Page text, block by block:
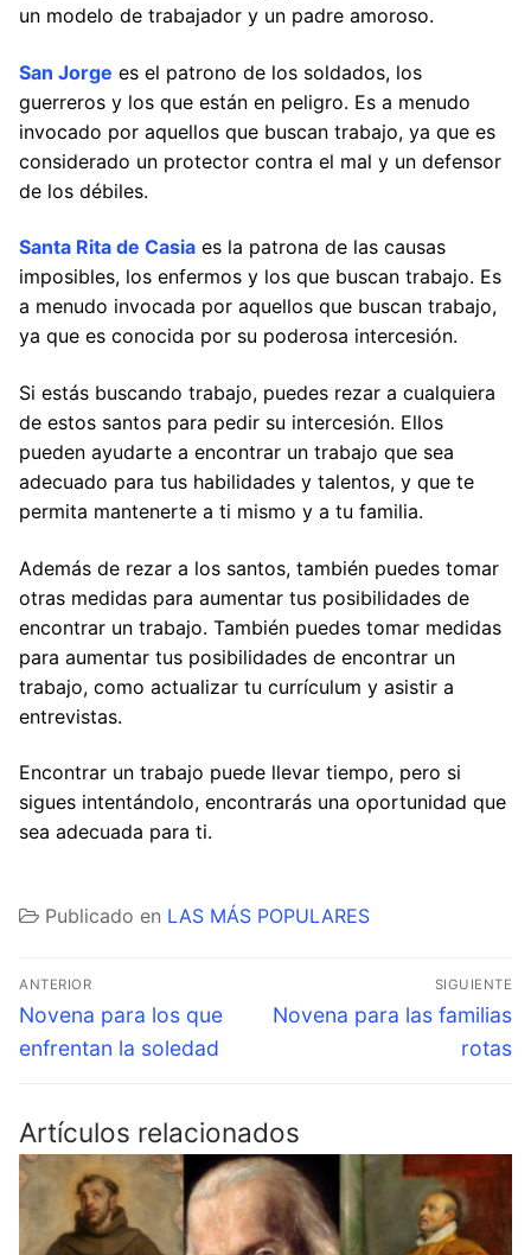
un modelo de trabajador y un padre amoroso.
San Jorge es el patrono de los soldados, los
guerreros y los que están en peligro. Es a menudo
invocado por aquellos que buscan trabajo, ya que es
considerado un protector contra el mal y un defensor
de los débiles.
Santa Rita de Casia es la patrona de las causas
imposibles, los enfermos y los que buscan trabajo. Es
a menudo invocada por aquellos que buscan trabajo,
ya que es conocida por su poderosa intercesión.
Si estás buscando trabajo, puedes rezar a cualquiera
de estos santos para pedir su intercesión. Ellos
pueden ayudarte a encontrar un trabajo que sea
adecuado para tus habilidades y talentos, y que te
permita mantenerte a ti mismo y a tu familia.
Además de rezar a los santos, también puedes tomar
otras medidas para aumentar tus posibilidades de
encontrar un trabajo. También puedes tomar medidas
para aumentar tus posibilidades de encontrar un
trabajo, como actualizar tu currículum y asistir a
entrevistas.
Encontrar un trabajo puede llevar tiempo, pero si
sigues intentándolo, encontrarás una oportunidad que
sea adecuada para ti.
Publicado en LAS MÁS POPULARES
Navegación
de
entradas
ANTERIOR
Entrada
anterior:
Novena para los que
enfrentan la soledad
SIGUIENTE
Entrada
Novena para las familias
rotas
Artículos relacionados